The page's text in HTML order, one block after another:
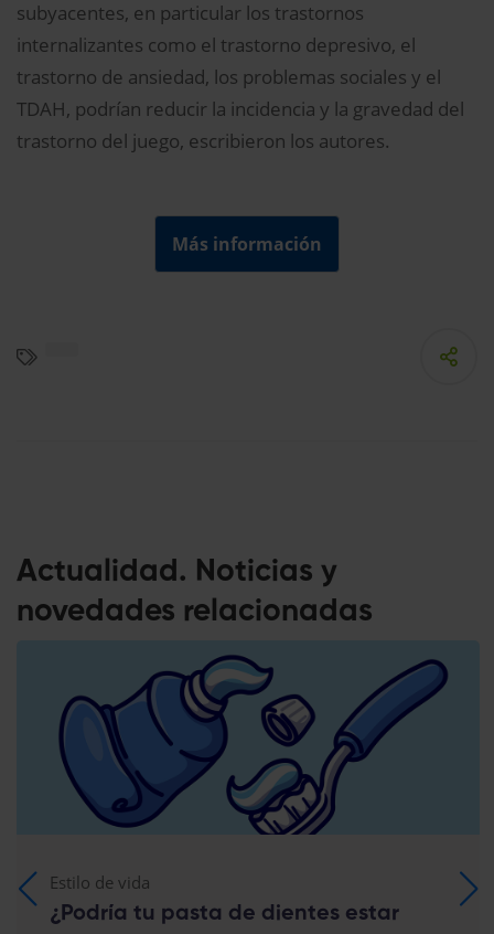
subyacentes, en particular los trastornos
internalizantes como el trastorno depresivo, el
trastorno de ansiedad, los problemas sociales y el
TDAH, podrían reducir la incidencia y la gravedad del
trastorno del juego, escribieron los autores.
Más información
Actualidad. Noticias y
novedades relacionadas
Estilo de vida
¿Podría tu pasta de dientes estar